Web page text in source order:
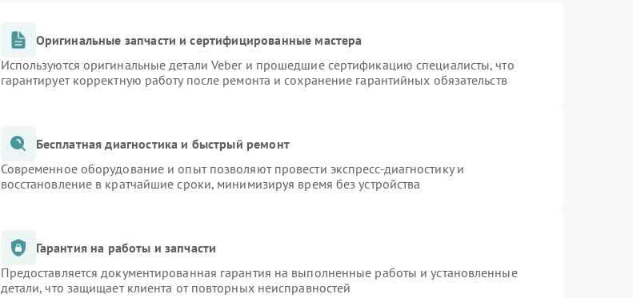
Оригинальные запчасти и сертифицированные мастера
Используются оригинальные детали Veber и прошедшие сертификацию специалисты, что
гарантирует корректную работу после ремонта и сохранение гарантийных обязательств
Бесплатная диагностика и быстрый ремонт
Современное оборудование и опыт позволяют провести экспресс-диагностику и
восстановление в кратчайшие сроки, минимизируя время без устройства
Гарантия на работы и запчасти
Предоставляется документированная гарантия на выполненные работы и установленные
детали, что защищает клиента от повторных неисправностей